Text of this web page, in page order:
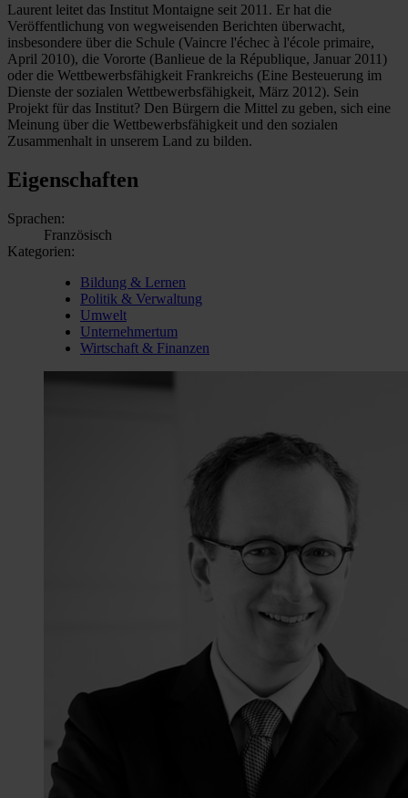
Laurent leitet das Institut Montaigne seit 2011. Er hat die
Veröffentlichung von wegweisenden Berichten überwacht,
insbesondere über die Schule (Vaincre l'échec à l'école primaire,
April 2010), die Vororte (Banlieue de la République, Januar 2011)
oder die Wettbewerbsfähigkeit Frankreichs (Eine Besteuerung im
Dienste der sozialen Wettbewerbsfähigkeit, März 2012). Sein
Projekt für das Institut? Den Bürgern die Mittel zu geben, sich eine
Meinung über die Wettbewerbsfähigkeit und den sozialen
Zusammenhalt in unserem Land zu bilden.
Eigenschaften
Sprachen:
Französisch
Kategorien:
Bildung & Lernen
Politik & Verwaltung
Umwelt
Unternehmertum
Wirtschaft & Finanzen